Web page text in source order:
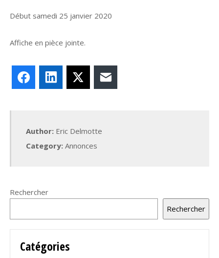
Début samedi 25 janvier 2020
Affiche en pièce jointe.
FacebookLinkedIn
Author: Eric Delmotte
Category: Annonces
Rechercher
Rechercher
Catégories